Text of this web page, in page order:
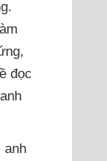
đọc
anh